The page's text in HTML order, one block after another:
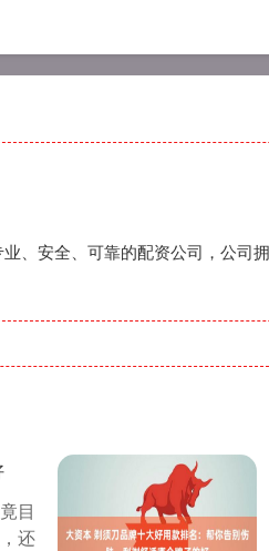
、安全、可靠的配资公司，公司
目
还